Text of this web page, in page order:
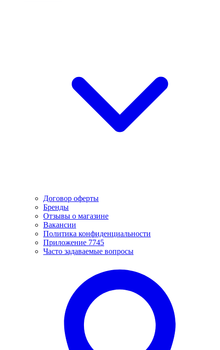
Договор оферты
Бренды
Отзывы о магазине
Вакансии
Политика конфиденциальности
Приложение 7745
Часто задаваемые вопросы